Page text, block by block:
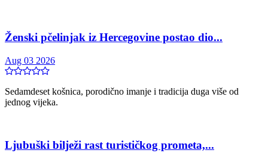
Ženski pčelinjak iz Hercegovine postao dio...
Aug 03 2026
Sedamdeset košnica, porodično imanje i tradicija duga više od
jednog vijeka.
Ljubuški bilježi rast turističkog prometa,...